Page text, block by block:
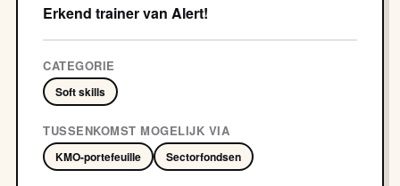
Erkend trainer van Alert!
CATEGORIE
Soft skills
TUSSENKOMST MOGELIJK VIA
KMO-portefeuille Sectorfondsen